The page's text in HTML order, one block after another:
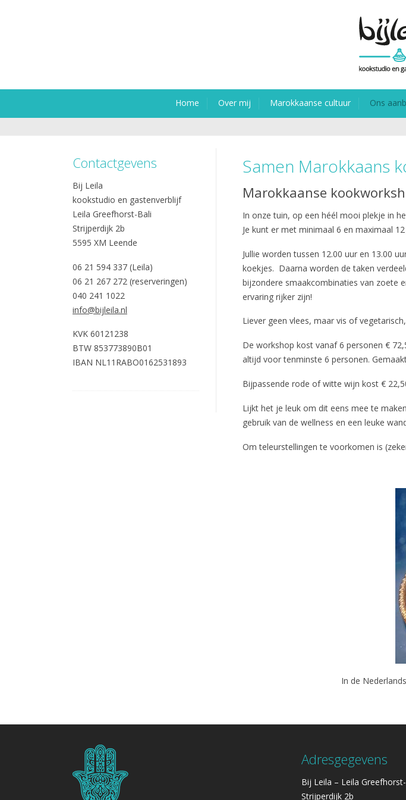
Home Over mij Marokkaanse cultuur Ons
Samen Marokkaans
Marokkaanse
In onze tuin, op een héél mooi plekje in
Je kunt er met minimaal 6 en maximaal
Jullie worden tussen 12.00 uur en 13.00
koekjes. Daarna worden de taken
bijzondere smaakcombinaties van zoete
ervaring rijker zijn!
Liever geen vlees, maar vis of
De workshop kost vanaf 6 personen €
altijd voor tenminste 6 personen.
Bijpassende rode of witte wijn kost €
Lijkt het je leuk om dit eens mee te
gebruik van de wellness en een leuke
Om teleurstellingen te voorkomen is
In de
Contactgevens
Bij Leila
kookstudio en gastenverblijf
Leila Greefhorst-Bali
Strijperdijk 2b
5595 XM Leende
06 21 594 337 (Leila)
06 21 267 272 (reserveringen)
040 241 1022
info@bijleila.nl
KVK 60121238
BTW 853773890B01
IBAN NL11RABO0162531893
Adresgegevens
Bij Leila – Leila
Strijperdijk 2b